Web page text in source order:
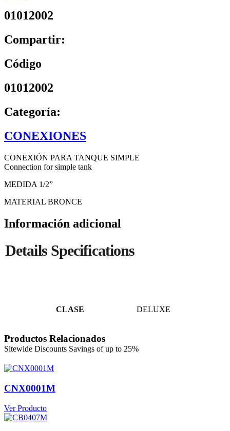
01012002
Compartir:
Código
01012002
Categoría:
CONEXIONES
CONEXIÓN PARA TANQUE SIMPLE
Connection for simple tank
MEDIDA 1/2”
MATERIAL BRONCE
Información adicional
CLASE DELUXE
Productos Relacionados
CNX0001M
Ver Producto